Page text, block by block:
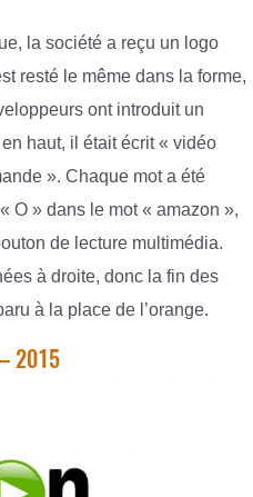
la société a reçu un logo
resté le même dans la forme,
ont introduit un
haut, il était écrit « vidéo
». Chaque mot a été
O » dans le mot « amazon »,
de lecture multimédia.
à droite, donc la fin des
à la place de l’orange.
2015